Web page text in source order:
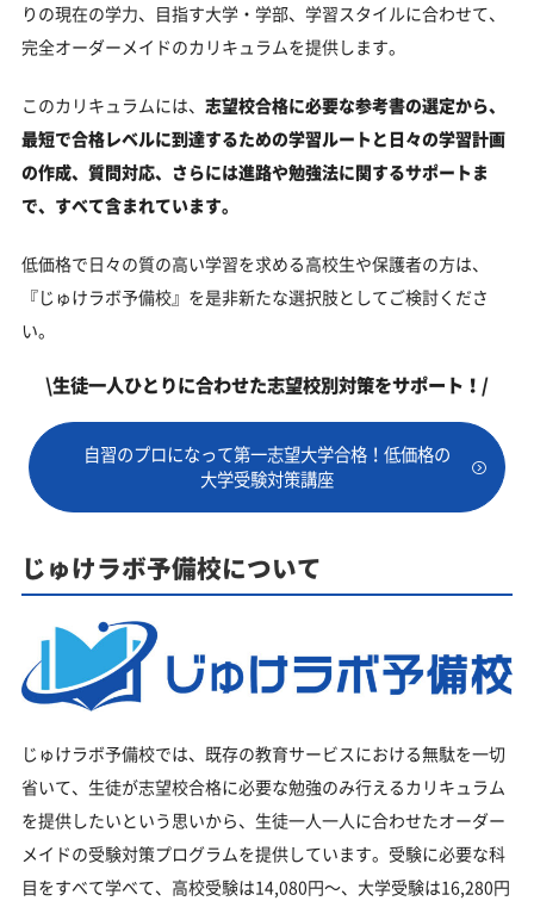
りの現在の学力、目指す大学・学部、学習スタイルに合わせて、
完全オーダーメイドのカリキュラムを提供します。
このカリキュラムには、 志望校合格に必要な参考書の選定から、
最短で合格レベルに到達するための学習ルートと日々の学習計画
の作成、質問対応、さらには進路や勉強法に関するサポートま
で、すべて含まれています。
低価格で日々の質の高い学習を求める高校生や保護者の方は、
『じゅけラボ予備校』を是非新たな選択肢としてご検討くださ
い。
\生徒一人ひとりに合わせた志望校別対策をサポート！/
自習のプロになって第一志望大学合格！低価格の
大学受験対策講座
じゅけラボ予備校について
じゅけラボ予備校では、既存の教育サービスにおける無駄を一切
省いて、生徒が志望校合格に必要な勉強のみ行えるカリキュラム
を提供したいという思いから、生徒一人一人に合わせたオーダー
メイドの受験対策プログラムを提供しています。受験に必要な科
目をすべて学べて、高校受験は14,080円～、大学受験は16,280円